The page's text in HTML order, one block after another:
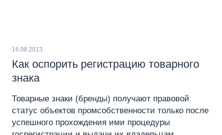
16.08.2013
Как оспорить регистрацию товарного
знака
Товарные знаки (бренды) получают правовой
статус объектов промсобственности только после
успешного прохождения ими процедуры